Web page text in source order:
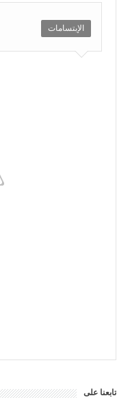
الإبتسامات
تابعنا على